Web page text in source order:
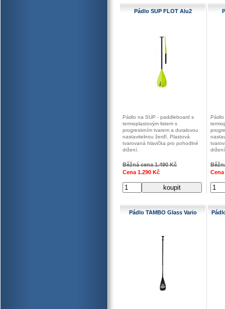
Pádlo SUP FLOT Alu2
Pádlo na SUP - paddleboard s
termoplastovým listem s
progresivním tvarem a duralovou
nastavitelnou žerďí. Plastová
tvarovaná hlavička pro pohodlné
držení.
Běžná cena 1.490 Kč
Cena 1.290 Kč
Pádlo
Cena
Pádlo TAMBO Glass Vario